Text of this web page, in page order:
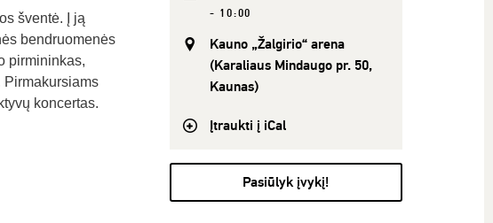
šventė. Į ją
bendruomenės
pirmininkas,
Pirmakursiams
koncertas.
- 10:00
Kauno „Žalgirio“ arena
(Karaliaus Mindaugo pr. 50,
Kaunas)
Įtraukti į iCal
Pasiūlyk įvykį!